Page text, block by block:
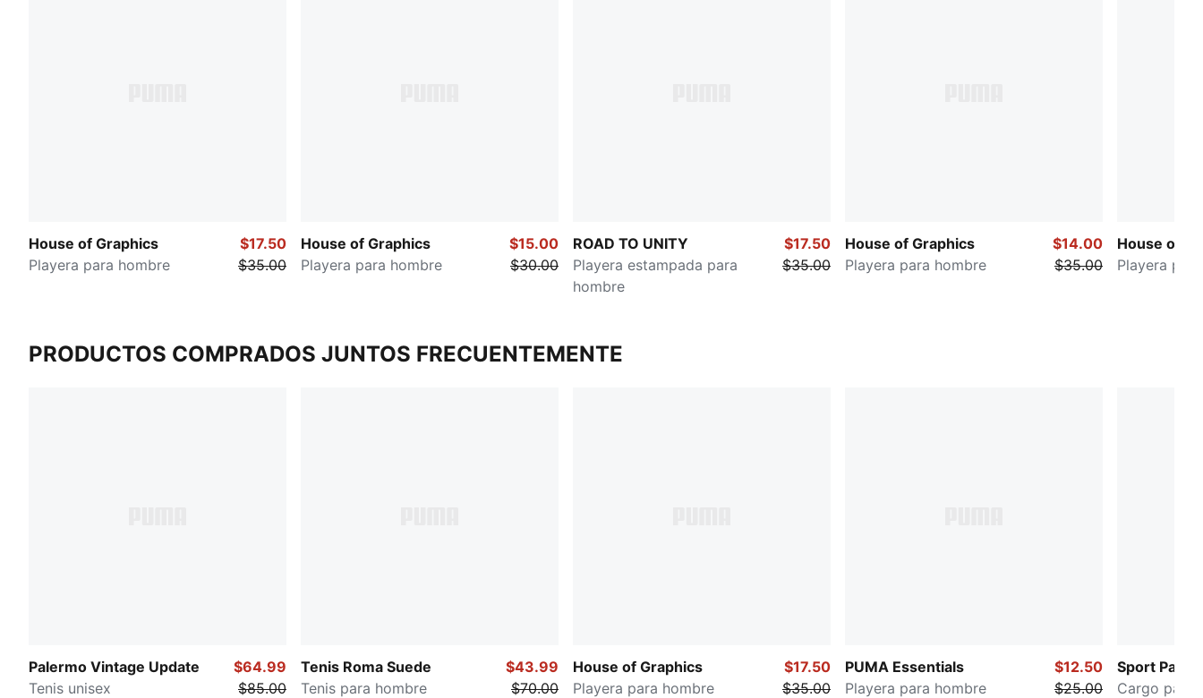
House of Graphics
Playera para hombre
$17.50
$35.00
House of Graphics
Playera para hombre
$15.00
$30.00
ROAD TO UNITY
Playera estampada para
hombre
$17.50
$35.00
House of Graphics
Playera para hombre
$14.00
$35.00
House of
Playera
PRODUCTOS COMPRADOS JUNTOS FRECUENTEMENTE
Palermo Vintage Update
Tenis unisex
$64.99
$85.00
Tenis Roma Suede
Tenis para hombre
$43.99
$70.00
House of Graphics
Playera para hombre
$17.50
$35.00
PUMA Essentials
Playera para hombre
$12.50
$25.00
Sport Pack
Cargo